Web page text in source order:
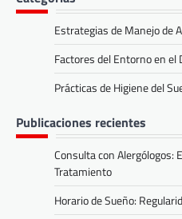
Estrategias de Manejo de
Factores del Entorno en el
Prácticas de Higiene del
Publicaciones recientes
Consulta con Alergólogos:
Tratamiento
Horario de Sueño: